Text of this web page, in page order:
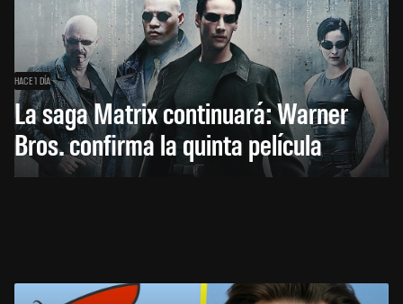
HACE 1 DÍA
La saga Matrix continuará: Warner
Bros. confirma la quinta película